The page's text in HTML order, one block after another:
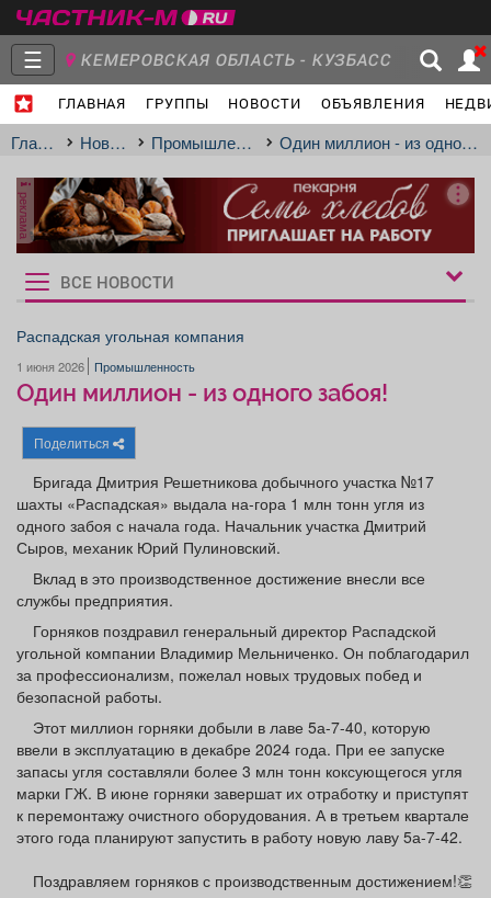
☰ КЕМЕРОВСКАЯ ОБЛАСТЬ - КУЗБАСС
ГЛАВНАЯ ГРУППЫ НОВОСТИ ОБЪЯВЛЕНИЯ
Главная
Объявления Недвижимость Услуги
Работа Компании
Афиша Обучение Проекты
Товары Поздравления Погода
ТВ программа Я - пенсионер
Главная Новости Промышленность Один миллион - из одного забоя!
реклама
Рукбрики
новостей
ВСЕ НОВОСТИ
Распадская угольная компания
1 июня 2026 Промышленность
Один миллион - из одного забоя!
Поделиться
Бригада Дмитрия Решетникова добычного участка №17
шахты «Распадская» выдала на-гора 1 млн тонн угля из
одного забоя с начала года. Начальник участка Дмитрий
Сыров, механик Юрий Пулиновский.
Вклад в это производственное достижение внесли все
службы предприятия.
Горняков поздравил генеральный директор Распадской
угольной компании Владимир Мельниченко. Он поблагодарил
за профессионализм, пожелал новых трудовых побед и
безопасной работы.
Этот миллион горняки добыли в лаве 5а-7-40, которую
ввели в эксплуатацию в декабре 2024 года. При ее запуске
запасы угля составляли более 3 млн тонн коксующегося угля
марки ГЖ. В июне горняки завершат их отработку и приступят
к перемонтажу очистного оборудования. А в третьем квартале
этого года планируют запустить в работу новую лаву 5а-7-42.
Поздравляем горняков с производственным достижением!👏